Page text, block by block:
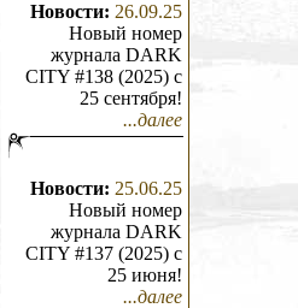
Новости: 26.09.25
Новый номер
журнала DARK
CITY #138 (2025) c
25 сентября!
...далее
Новости: 25.06.25
Новый номер
журнала DARK
CITY #137 (2025) c
25 июня!
...далее